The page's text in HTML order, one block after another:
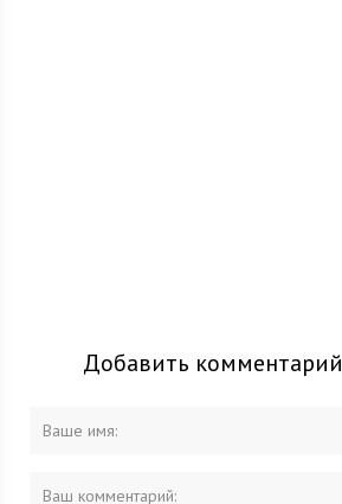
Добавить комментарий